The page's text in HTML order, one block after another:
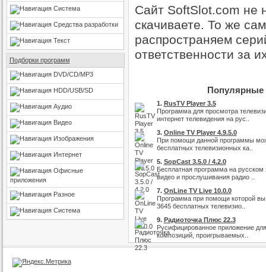
Система
Средства разработки
Текст
Подборки программ
DVD/CD/MP3
HDD/USB/SD
Аудио
Видео
Изображения
Интернет
Офисные
приложения
Разное
Система
Сайт SoftSlot.com не
скачиваете. То же
распространяем
ответственности за
Популярные
1. RusTV Player 3.5
Программа для просмотра
интернет телевидения на рус..
3. Online TV Player 4.9.5.0
При помощи данной программы
бесплатных телевизионных ка..
5. SopCast 3.5.0 / 4.2.0
Бесплатная программа на русском
видео и прослушивания радио ..
7. OnLine TV Live 10.0.0
Программа при помощи которой
3645 бесплатных телевизио..
9. Радиоточка Плюс 22.3
Русифицированное приложение
композиций, проигрываемых..